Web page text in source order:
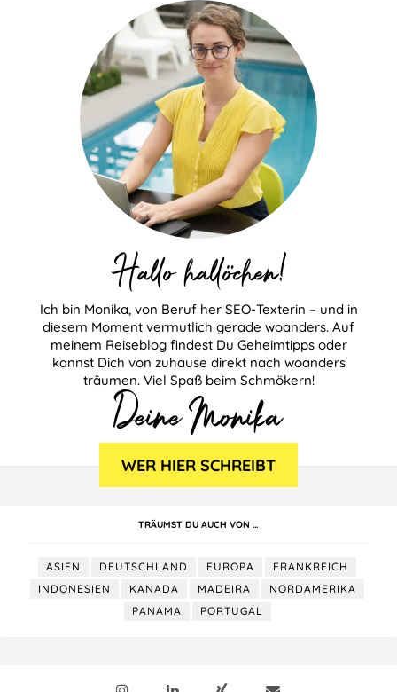
Hallo hallöchen!
Ich bin Monika, von Beruf her SEO-Texterin – und in
diesem Moment vermutlich gerade woanders. Auf
meinem Reiseblog findest Du Geheimtipps oder
kannst Dich von zuhause direkt nach woanders
träumen. Viel Spaß beim Schmökern!
TRÄUMST DU AUCH VON …
ASIEN DEUTSCHLAND EUROPA
FRANKREICH
INDONESIEN
KANADA MADEIRA
NORDAMERIKA
PANAMA
PORTUGAL